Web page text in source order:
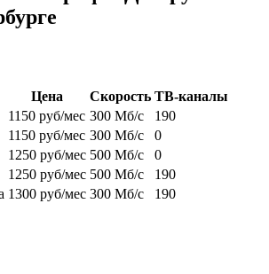
Цена Скорость ТВ-каналы
1150 руб/мес 300 Мб/с
190
1150 руб/мес 300 Мб/с
0
1250 руб/мес 500 Мб/с
0
1250 руб/мес 500 Мб/с
190
1300 руб/мес 300 Мб/с
190